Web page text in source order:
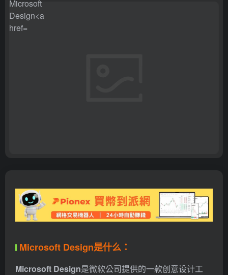
Microsoft Design是什么：
Microsoft Design是微软公司提供的一款创意设计工